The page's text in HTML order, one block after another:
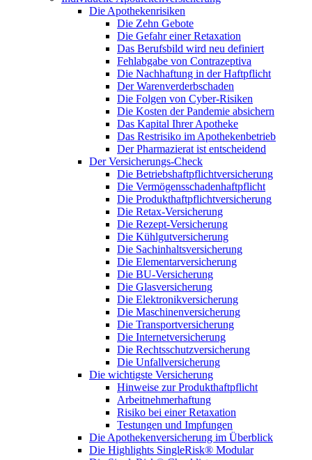
Die Apothekenrisiken
Die Zehn Gebote
Die Gefahr einer Retaxation
Das Berufsbild wird neu definiert
Fehlabgabe von Contrazeptiva
Die Nachhaftung in der Haftpflicht
Der Warenverderbschaden
Die Folgen von Cyber-Risiken
Die Kosten der Pandemie absichern
Das Kapital Ihrer Apotheke
Das Restrisiko im Apothekenbetrieb
Der Pharmazierat ist entscheidend
Der Versicherungs-Check
Die Betriebshaftpflichtversicherung
Die Vermögensschadenhaftpflicht
Die Produkthaftpflichtversicherung
Die Retax-Versicherung
Die Rezept-Versicherung
Die Kühlgutversicherung
Die Sachinhaltsversicherung
Die Elementarversicherung
Die BU-Versicherung
Die Glasversicherung
Die Elektronikversicherung
Die Maschinenversicherung
Die Transportversicherung
Die Internetversicherung
Die Rechtsschutzversicherung
Die Unfallversicherung
Die wichtigste Versicherung
Hinweise zur Produkthaftpflicht
Arbeitnehmerhaftung
Risiko bei einer Retaxation
Testungen und Impfungen
Die Apothekenversicherung im Überblick
Die Highlights SingleRisk® Modular